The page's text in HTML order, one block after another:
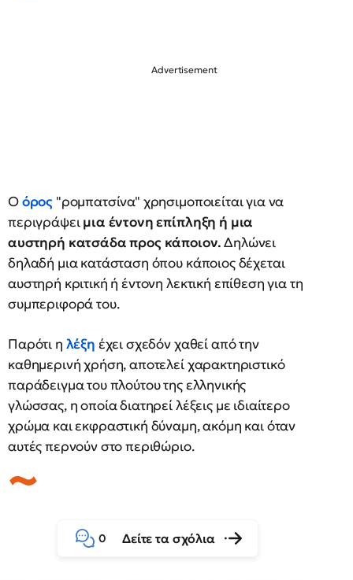
Οόρος "ρομπατσίνα" χρησιμοποιείται για να
περιγράψειμια έντονη επίπληξη ή μια
αυστηρή κατσάδα προς κάποιον.Δηλώνει
δηλαδή μια κατάσταση όπου κάποιος δέχεται
αυστηρή κριτική ή έντονη λεκτική επίθεση για τη
συμπεριφορά του.
Παρότι η λέξη έχει σχεδόν χαθεί από την
καθημερινή χρήση, αποτελεί χαρακτηριστικό
παράδειγμα του πλούτου της ελληνικής
γλώσσας, η οποία διατηρεί λέξεις με ιδιαίτερο
χρώμα και εκφραστική δύναμη, ακόμη και όταν
αυτές περνούν στο περιθώριο.
0 Δείτε τα σχόλια